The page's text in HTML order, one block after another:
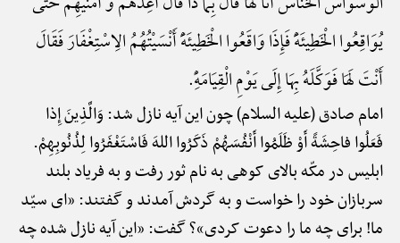
یُوَاقِعُوا الْخَطِیئَهًَْ فَإِذَا وَاقَعُوا الْخَطِیئَهًَْ أَنْسَیْتُهُمُ الِاسْتِغْفَارَ فَقَالَ
أَنْتَ لَهَا فَوَکَّلَهُ بِهَا إِلَی یَوْمِ الْقِیَامَهًِْ.
امام صادق (علیه السلام) چون این آیه نازل شد: وَالَّذِینَ إِذا
فَعَلُوا فاحِشَةً أَوْ ظَلَمُوا أَنْفُسَهُمْ ذَکَرُوا اللهَ فَاسْتَغْفَرُوا لِذُنُوبِهِمْ.
ابلیس در مکّه بالای کوهی به نام ثور رفت و به فریاد بلند
سربازان خود را خواست و به گردش آمدند و گفتند: «ای سیّد
ما! برای چه ما را دعوت کردی»؟ گفت: «این آیه نازل شده چه